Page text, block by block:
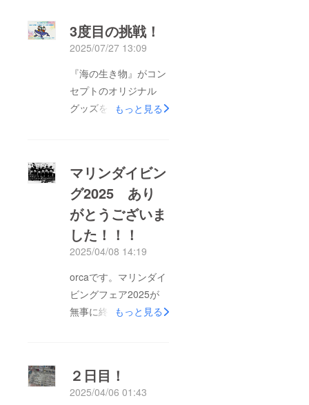
3度目の挑戦！
2025/07/27 13:09
『海の生き物』がコン
セプトのオリジナル
グッズを販売するネッ
す。orce.creationの前
からグラフィックデザ
イナーとして作品の制
作はしていましたが、
この日から少しずつオ
え、イベント、フェ
ス、コラボなど沢山の
ことに挑戦してきまし
を書くことが多いの
で、オリジナルブラン
もっと見る
マリンダイビン
グ2025 あり
がとうございま
した！！！
2025/04/08 14:19
orcaです。マリンダイ
ビングフェア2025が
無事に終了したことを
げを今回のグッズ制作
の拡大に使わせていた
もっと見る
２日目！
2025/04/06 01:43